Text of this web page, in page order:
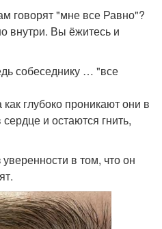
говорят "мне все Равно"?
внутри. Вы ёжитесь и
собеседнику … "все
глубоко проникают они в
и остаются гнить,
в том, что он